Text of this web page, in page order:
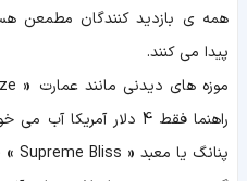
همه ی بازدید کنندگان مطمعن
پیدا می کنند.
موزه های دیدنی مانند عمارت «
راهنما فقط 4 دلار
پنانگ یا معبد «
Supreme Bliss
»